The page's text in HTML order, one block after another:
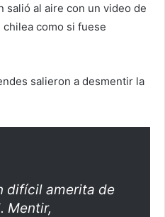
salió al aire con un video de
como si fuese
salieron a desmentir la
difícil amerita de
Mentir,